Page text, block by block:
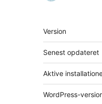
Meta
Version
Senest opdateret
Aktive
WordPress-